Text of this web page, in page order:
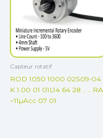
Capteur rotatif
ROD 1050 1000 02S09-04
K 1.00 01 01L14 64 28 .. .. RA
~11µAcc 07 01